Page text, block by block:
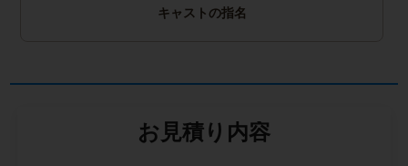
キャストの指名
お見積り内容